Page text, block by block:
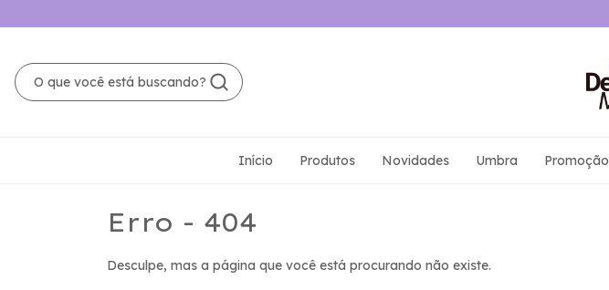
Início Produtos Novidades Umbra Promoção
Erro - 404
Desculpe, mas a página que você está procurando não existe.